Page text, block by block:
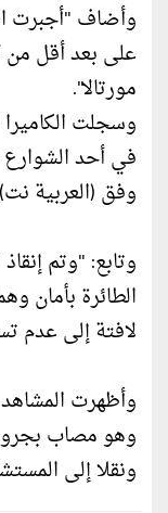
وأضاف "أجبرت
على بعد أقل
مورتالا".
وسجلت
في أحد الشوارع
وفق (العربية نت)
وتابع: "وتم
الطائرة بأمان
لافتة إلى عدم
وأظهرت
وهو مصاب
ونقلا إلى